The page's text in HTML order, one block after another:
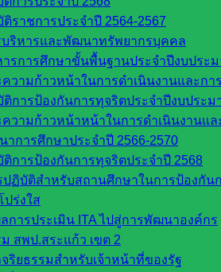
ราชการประจำปี 2564-2567
บริหารและพัฒนาทรัพยากรบุคคล
รการศึกษาขั้นพื้นฐานประจำปีงบประ
วามก้าวหน้าในการดำเนินงานและก
การป้องกันการทุจริตประจำปีงบประม
วามก้าวหน้าหน้าในการดำเนินงานแ
การศึกษาประจำปี 2566-2570
การป้องกันการทุจริตประจำปี 2568
ฏิบัติสำหรับสถานศึกษาในการป้องกัน
ปร่งใส
การประเมิน ITA ไปสู่การพัฒนาองค์กร
สพป.สระแก้ว เขต 2
ริยธรรมสำหรับเจ้าหน้าที่ของรัฐ
ธิการ
ดมศึกษา
ธิการสภาการศึกษา
กรรมการการอาชีวศึกษา
กรรมการการศึกษาขั้นพื้น
าลัยในประเทศไทย
าง ๆ ใน สพฐ.
ในสังกัด สพฐ.
นสังกัด สพฐ.
ส.ค